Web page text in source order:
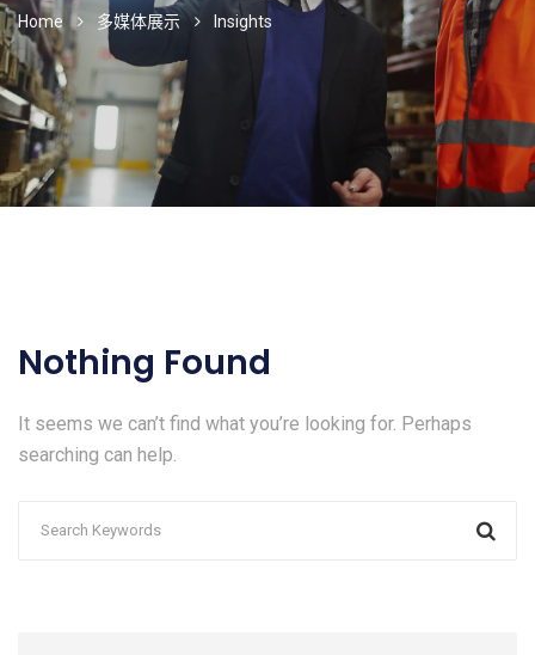
Home 多媒体展示 Insights
Nothing Found
It seems we can’t find what you’re looking for. Perhaps
searching can help.